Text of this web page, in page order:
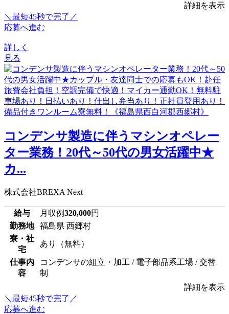
詳細を表示
＼最短45秒で完了／
応募へ進む
詳しく
見る
コンデンサ製造に伴うマシンオペレー
ター業務！20代～50代の男女活躍中★
カ...
株式会社BREXA Next
給与 月収例320,000円
勤務地
福島県 西郷村
寮・社
宅
あり（無料）
仕事内
容
コンデンサの組立・加工 / 電子部品系工場 / 交替
制
詳細を表示
＼最短45秒で完了／
応募へ進む